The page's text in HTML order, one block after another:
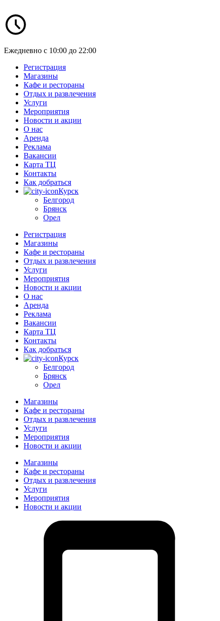
Ежедневно с 10:00 до 22:00
Регистрация
Магазины
Кафе и рестораны
Отдых и развлечения
Услуги
Мероприятия
Новости и акции
О нас
Аренда
Реклама
Вакансии
Карта ТЦ
Контакты
Как добраться
Курск
Белгород
Брянск
Орел
Регистрация
Магазины
Кафе и рестораны
Отдых и развлечения
Услуги
Мероприятия
Новости и акции
О нас
Аренда
Реклама
Вакансии
Карта ТЦ
Контакты
Как добраться
Курск
Белгород
Брянск
Орел
Магазины
Кафе и рестораны
Отдых и развлечения
Услуги
Мероприятия
Новости и акции
Магазины
Кафе и рестораны
Отдых и развлечения
Услуги
Мероприятия
Новости и акции